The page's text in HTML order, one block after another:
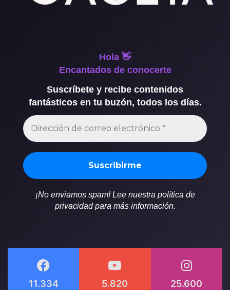
Hola 👋
Encantados de conocerte
Suscríbete y recibe contenidos
fantásticos en tu buzón, todos los días.
¡No enviamos spam! Lee nuestra política de
privacidad para más información.
11.334 5.820 25.600